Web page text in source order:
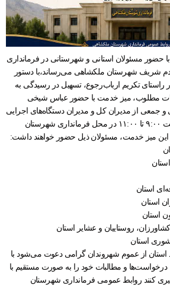
حضور مسئولان استانی و شهرستانی در فرمانداری
شریف شهرستان ملکشاهی می‌رساند،با دستور
راستای تکریم ارباب‌رجوع، تسهیل در رسیدگی به
مطلوب، میز خدمت با حضور عباس شیخی
جمعی از مدیران کل و مدیران دستگاه‌های اجرایی
استان، روز چهارشنبه از ساعت ۹:۰۰ تا ۱۱:۰۰ در محل فرمانداری شهرستان
میز خدمت، مسئولان ذیل حضور خواهند داشت:
استان
استان
استان
روستاییان و عشایر استان
استان
استان از عموم شهروندان گرامی دعوت می‌شود با
درخواست‌ها و مطالبات خود را به صورت مستقیم با
کنند روابط عمومی فرمانداری شهرستان